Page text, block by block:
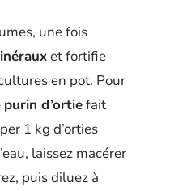
une fois
et fortifie
en pot. Pour
purin d’ortiefait
1 kg d’orties
laissez macérer
puis diluez à